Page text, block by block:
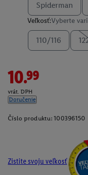
Spiderman
Veľkosť:Vyberte
110/116
10.99
vrát. DPH
Doručenie
Číslo produktu: 100396150
Zistite svoju veľkosť